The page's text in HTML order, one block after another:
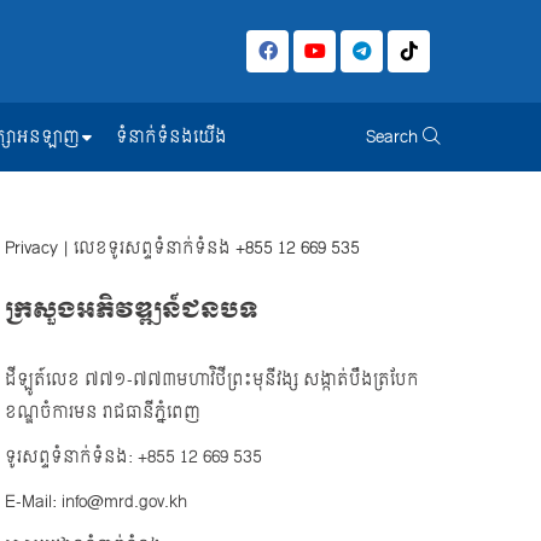
សាអនឡាញ ទំនាក់ទំនងយើង Search
Privacy | លេខទូរសព្ទទំនាក់ទំនង +855 12 669 535
ក្រសួងអភិវឌ្ឍន៍ជនបទ
ដីឡូត៍លេខ ៧៧១-៧៧៣មហាវិថីព្រះមុនីវង្ស សង្កាត់បឹងត្របែក
ខណ្ឌចំការមន រាជធានីភ្នំពេញ
ទូរសព្ទទំនាក់ទំនង: +855 12 669 535
E-Mail: info@mrd.gov.kh